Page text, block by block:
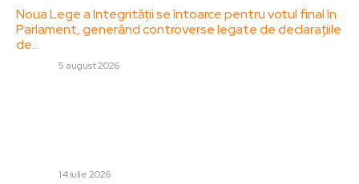
Noua Lege a Integrității se întoarce pentru votul final în
Parlament, generând controverse legate de declarațiile
de…
5 august 2026
14 iulie 2026